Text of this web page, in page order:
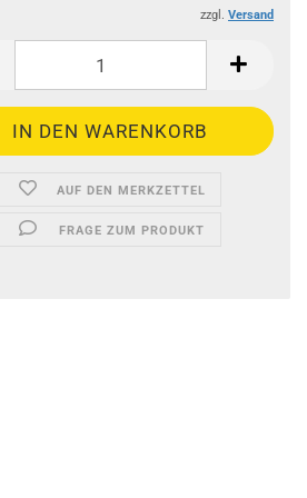
zzgl. Versand
AUF DEN MERKZETTEL
FRAGE ZUM PRODUKT